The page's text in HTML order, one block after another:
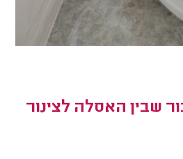
שבין האסלה לצינור